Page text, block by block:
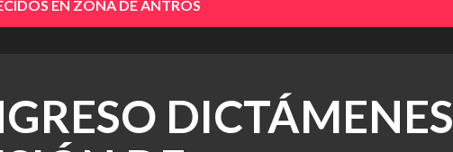
EN ZONA DE ANTROS
DICTÁMENES